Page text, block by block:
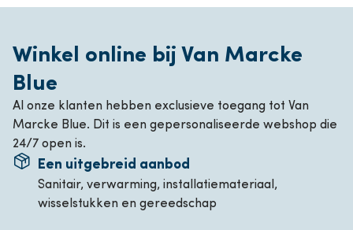
Winkel online bij Van Marcke
Blue
Al onze klanten hebben exclusieve toegang tot Van
Marcke Blue. Dit is een gepersonaliseerde webshop die
24/7 open is.
Een uitgebreid aanbod
Sanitair, verwarming, installatiemateriaal,
wisselstukken en gereedschap